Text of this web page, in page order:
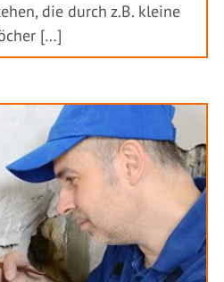
die durch z.B. kleine
[…]